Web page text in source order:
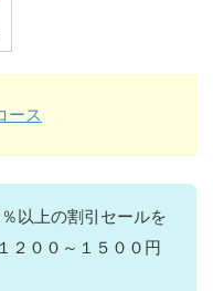
ース
以上の割引セールを
２００～１５００円